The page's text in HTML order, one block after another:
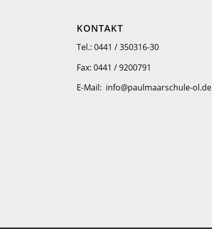
KONTAKT
Tel.: 0441 / 350316-30
Fax: 0441 / 9200791
E-Mail: info@paulmaarschule-ol.de